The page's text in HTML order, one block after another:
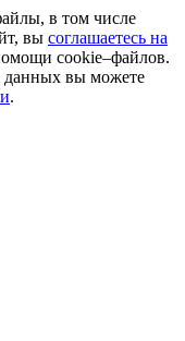
в том числе
вы соглашаетесь на
cookie–файлов.
данных вы можете
.